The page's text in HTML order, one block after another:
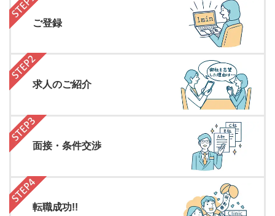
ご登録
求人のご紹介
面接・条件交渉
転職成功!!